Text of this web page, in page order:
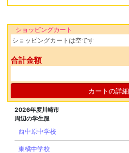
ショッピングカート
ショッピングカートは空です
合計金額
カートの詳細
2026年度川崎市
周辺の学生服
西中原中学校
東橘中学校